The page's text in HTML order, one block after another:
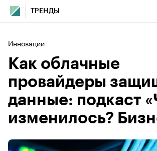
ТРЕНДЫ
Инновации
Как облачные
провайдеры
данные: подкаст
изменилось?